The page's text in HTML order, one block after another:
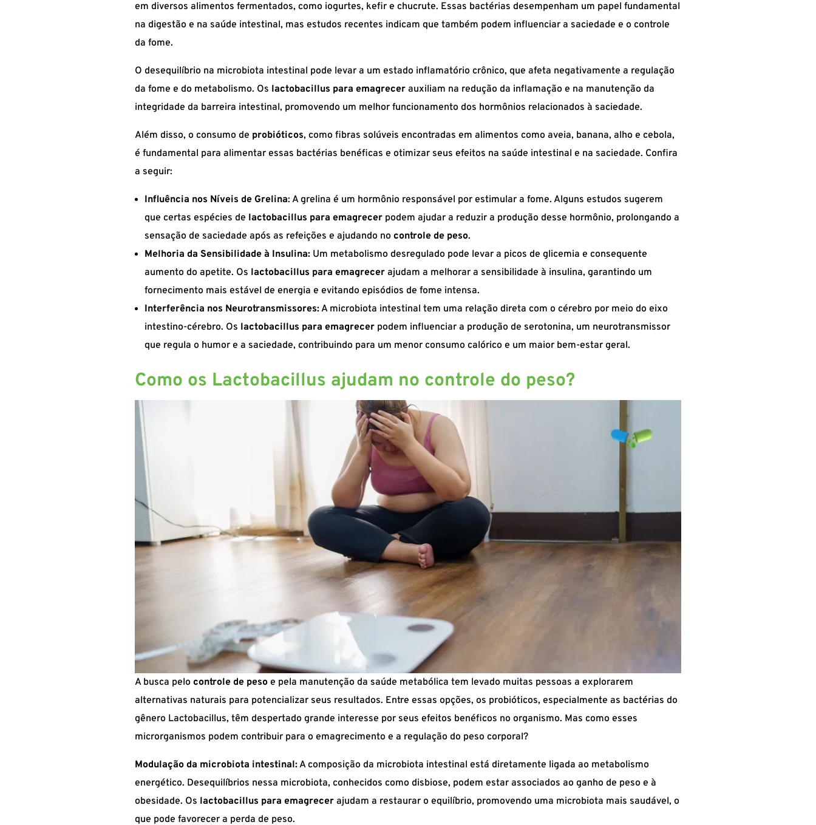
em diversos alimentos fermentados, como iogurtes, kefir e chucrute. Essas bactérias desempenham um papel fundamental
na digestão e na saúde intestinal, mas estudos recentes indicam que também podem influenciar a saciedade e o controle
da fome.
O desequilíbrio na microbiota intestinal pode levar a um estado inflamatório crônico, que afeta negativamente a regulação
da fome e do metabolismo. Os lactobacillus para emagrecer auxiliam na redução da inflamação e na manutenção da
integridade da barreira intestinal, promovendo um melhor funcionamento dos hormônios relacionados à saciedade.
Além disso, o consumo de probióticos, como fibras solúveis encontradas em alimentos como aveia, banana, alho e cebola,
é fundamental para alimentar essas bactérias benéficas e otimizar seus efeitos na saúde intestinal e na saciedade. Confira
a seguir:
Influência nos Níveis de Grelina: A grelina é um hormônio responsável por estimular a fome. Alguns estudos sugerem
que certas espécies de lactobacillus para emagrecer podem ajudar a reduzir a produção desse hormônio, prolongando a
sensação de saciedade após as refeições e ajudando no controle de peso.
Melhoria da Sensibilidade à Insulina: Um metabolismo desregulado pode levar a picos de glicemia e consequente
aumento do apetite. Os lactobacillus para emagrecer ajudam a melhorar a sensibilidade à insulina, garantindo um
fornecimento mais estável de energia e evitando episódios de fome intensa.
Interferência nos Neurotransmissores:A microbiota intestinal tem uma relação direta com o cérebro por meio do eixo
intestino-cérebro. Os lactobacillus para emagrecer podem influenciar a produção de serotonina, um neurotransmissor
que regula o humor e a saciedade, contribuindo para um menor consumo calórico e um maior bem-estar geral.
Como os Lactobacillus ajudam no controle do peso?
A busca pelo controle de peso e pela manutenção da saúde metabólica tem levado muitas pessoas a explorarem
alternativas naturais para potencializar seus resultados. Entre essas opções, os probióticos, especialmente as bactérias do
gênero Lactobacillus, têm despertado grande interesse por seus efeitos benéficos no organismo. Mas como esses
microrganismos podem contribuir para o emagrecimento e a regulação do peso corporal?
Modulação da microbiota intestinal:A composição da microbiota intestinal está diretamente ligada ao metabolismo
energético. Desequilíbrios nessa microbiota, conhecidos como disbiose, podem estar associados ao ganho de peso e à
obesidade. Os lactobacillus para emagrecer ajudam a restaurar o equilíbrio, promovendo uma microbiota mais saudável, o
que pode favorecer a perda de peso.